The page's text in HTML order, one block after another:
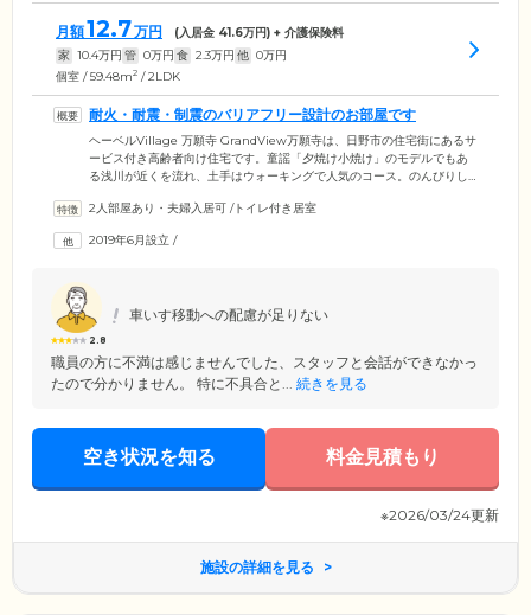
月額12.7万円 (入居金 41.6万円) + 介護保険料
家 10.4万円 管 0万円 食 2.3万円 他 0万円
個室 / 59.48m2 / 2LDK
耐火・耐震・制震のバリアフリー設計のお部屋です
ヘーベルVillage 万願寺 GrandView万願寺は、日野市の住宅街にあるサ
ービス付き高齢者向け住宅です。童謡「夕焼け小焼け」のモデルでもあ
る浅川が近くを流れ、土手はウォーキングで人気のコース。のんびりし
にはスーパーやリサイクルショップがあり、買い物にも便利です。お住
の構造で、災害にも強い住空間で、安全で快適な毎日を送れます。ゆと
2人部屋あり・夫婦入居可 /トイレ付き居室
2019年6月設立 /
2.8
車いす移動への配慮が足りない
職員の方に不満は感じませんでした、スタッフと会話ができなかっ
たので分かりません。 特に不具合と... 続きを見る
空き状況を知る 料金見積もり
※2026/03/24更新
施設の詳細を見る